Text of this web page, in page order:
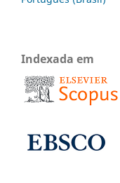
Indexada em